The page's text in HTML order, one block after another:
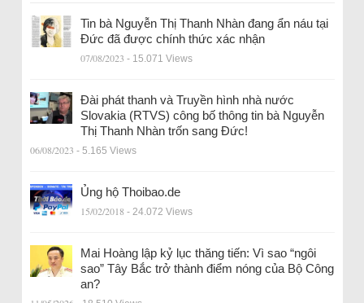
Tin bà Nguyễn Thị Thanh Nhàn đang ẩn náu tại
Đức đã được chính thức xác nhận
07/08/2023 - 15.071 Views
Đài phát thanh và Truyền hình nhà nước
Slovakia (RTVS) công bố thông tin bà Nguyễn
Thị Thanh Nhàn trốn sang Đức!
06/08/2023 - 5.165 Views
Ủng hộ Thoibao.de
15/02/2018 - 24.072 Views
Mai Hoàng lập kỷ lục thăng tiến: Vì sao “ngôi
sao” Tây Bắc trở thành điểm nóng của Bộ Công
an?